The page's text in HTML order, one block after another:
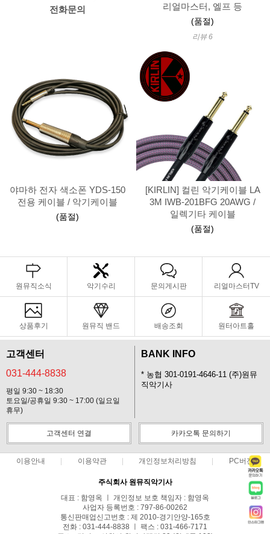
전화문의
리얼마스터, 엘프 등
(품절)
리뷰 6
야마하 전자 색소폰 YDS-150
전용 케이블 / 악기케이블
(품절)
[KIRLIN] 컬린 악기케이블 LA
3M IWB-201BFG 20AWG /
일렉기타 케이블
(품절)
원뮤직소식 악기수리 문의게시판 리얼마스터TV
상품후기 원뮤직 밴드 배송조회 원터아트홀
고객센터
031-444-8838
평일 9:30 ~ 18:30
토요일/공휴일 9:30 ~ 17:00 (일요일
휴무)
BANK INFO
* 농협 301-0191-4646-11 (주)원뮤
직악기사
고객센터 연결 카카오톡 문의하기
이용안내 이용약관 개인정보처리방침 PC버전
주식회사 원뮤직악기사
대표 : 함영옥 ㅣ 개인정보 보호 책임자 : 함영옥
사업자 등록번호 : 797-86-00262
통신판매업신고번호 : 제 2010-경기안양-165호
전화 : 031-444-8838 ㅣ 팩스 : 031-466-7171